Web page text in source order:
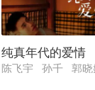
纯真年代的爱情
陈飞宇 孙千 郭